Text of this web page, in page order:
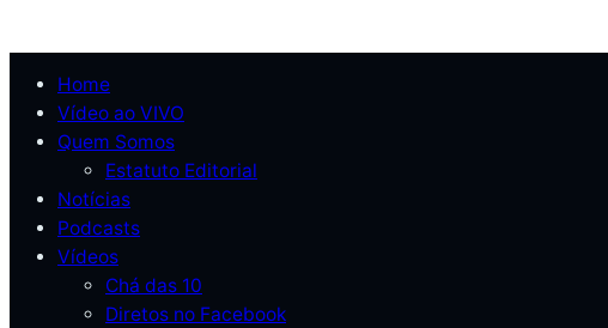
Home
Vídeo ao VIVO
Quem Somos
Estatuto Editorial
Notícias
Podcasts
Vídeos
Chá das 10
Diretos no Facebook